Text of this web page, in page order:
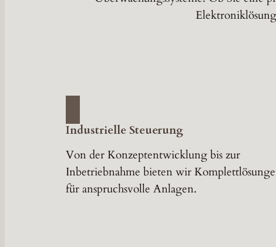
Industrielle Steuerung
Von der Konzeptentwicklung bis zur
Inbetriebnahme bieten wir
für anspruchsvolle Anlagen.